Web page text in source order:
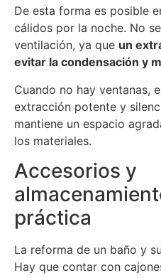
De esta forma es posible
cálidos por la noche. No
ventilación, ya que un
evitar la condensación y
Cuando no hay ventanas,
extracción potente y
mantiene un espacio
los materiales.
Accesorios y
práctica
La reforma de un baño y
Hay que contar con